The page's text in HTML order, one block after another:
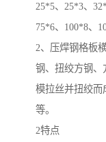
25*5、25*3、
75*6、100*8、
2、压焊钢格板
钢、扭绞方钢、
模拉丝并扭绞而
等。
2特点